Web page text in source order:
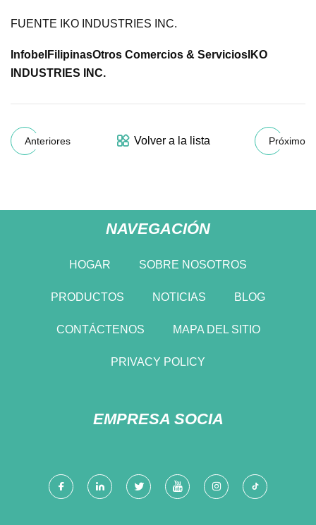
FUENTE IKO INDUSTRIES INC.
InfobelFilipinasOtros Comercios & ServiciosIKO
INDUSTRIES INC.
Anteriores Volver a la lista Próximo
NAVEGACIÓN
HOGAR SOBRE NOSOTROS
PRODUCTOS NOTICIAS BLOG
CONTÁCTENOS MAPA DEL SITIO
PRIVACY POLICY
EMPRESA SOCIA